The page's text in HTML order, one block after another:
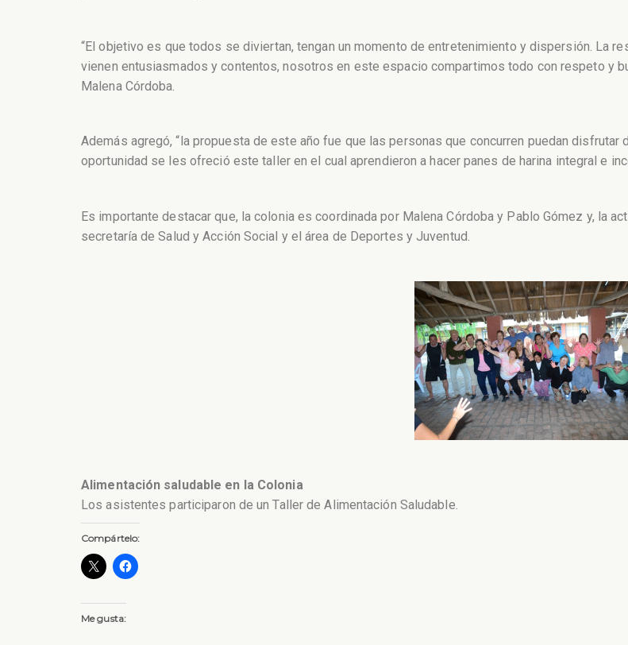
“El objetivo es que todos se diviertan, tengan un momento de entretenimiento y dispersión. La
vienen entusiasmados y contentos, nosotros en este espacio compartimos todo con respeto y
Malena Córdoba.
Además agregó, “la propuesta de este año fue que las personas que concurren puedan
oportunidad se les ofreció este taller en el cual aprendieron a hacer panes de harina integral e
Es importante destacar que, la colonia es coordinada por Malena Córdoba y Pablo Gómez y, la
secretaría de Salud y Acción Social y el área de Deportes y Juventud.
Alimentación saludable en la Colonia
Los asistentes participaron de un Taller de Alimentación Saludable.
Compártelo:
Me gusta: